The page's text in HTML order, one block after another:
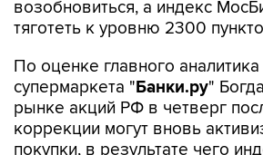
возобновиться, а индекс
тяготеть к уровню 2300
По оценке главного
супермаркета "Банки.ру"
рынке акций РФ в четверг
коррекции могут вновь
покупки, в результате чего